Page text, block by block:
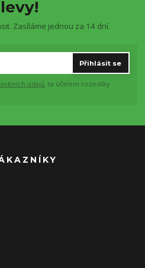
Zasíláme jednou za 14 dní.
Přihlásit se
údajů za účelem rozesílky